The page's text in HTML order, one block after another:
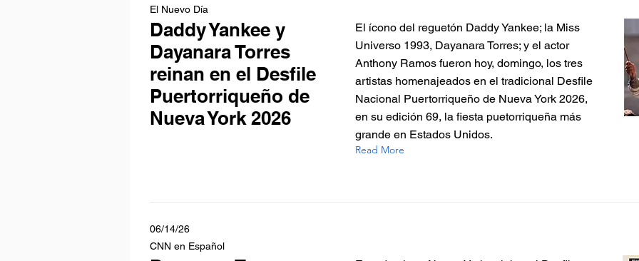
El Nuevo Día
Daddy Yankee y
Dayanara Torres
reinan en el Desfile
Puertorriqueño de
Nueva York 2026
El ícono del reguetón Daddy Yankee; la Miss
Universo 1993, Dayanara Torres; y el actor
Anthony Ramos fueron hoy, domingo, los tres
artistas homenajeados en el tradicional Desfile
Nacional Puertorriqueño de Nueva York 2026,
en su edición 69, la fiesta puetorriqueña más
grande en Estados Unidos.
Read More
06/14/26
CNN en Español